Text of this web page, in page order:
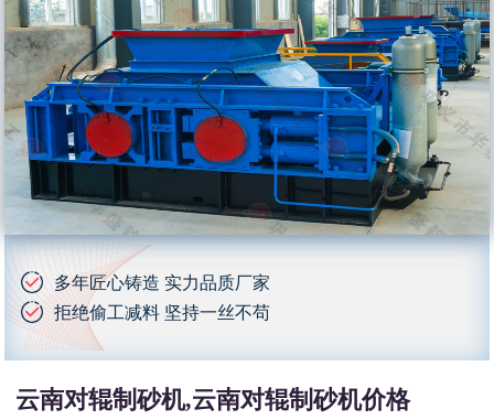
多年匠心铸造 实力品质厂家
拒绝偷工减料 坚持一丝不苟
云南对辊制砂机,云南对辊制砂机价格